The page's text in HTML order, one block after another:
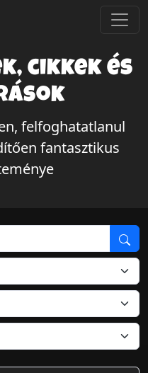
cikkek és
felfoghatatlanul
fantasztikus